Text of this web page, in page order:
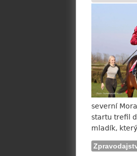
severní
startu trefil
mladík,